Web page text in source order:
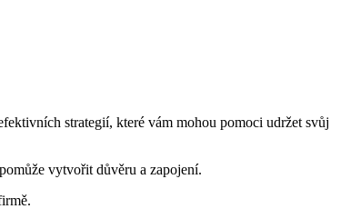
strategií, které vám mohou pomoci udržet svůj
vytvořit důvěru a zapojení.